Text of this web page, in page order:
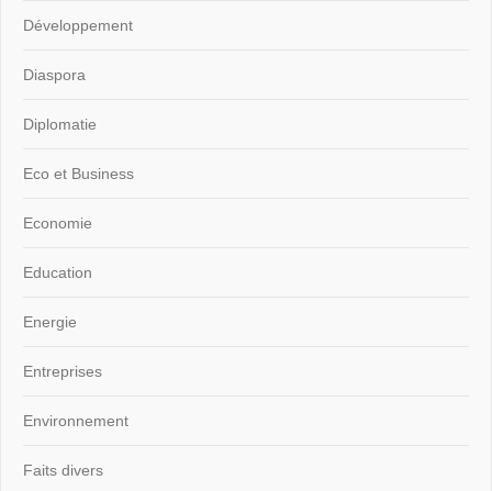
Développement
Diaspora
Diplomatie
Eco et Business
Economie
Education
Energie
Entreprises
Environnement
Faits divers